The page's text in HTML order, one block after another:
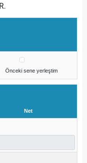
Önceki sene yerleştim
Net